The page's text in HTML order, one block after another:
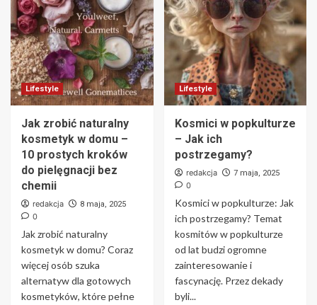
Lifestyle
Jak zrobić naturalny
kosmetyk w domu –
10 prostych kroków
do pielęgnacji bez
chemii
redakcja 8 maja, 2025
0
Jak zrobić naturalny
kosmetyk w domu? Coraz
więcej osób szuka
alternatyw dla gotowych
kosmetyków, które pełne
Lifestyle
Kosmici w popkulturze
– Jak ich
postrzegamy?
redakcja 7 maja, 2025
0
Kosmici w popkulturze: Jak
ich postrzegamy? Temat
kosmitów w popkulturze
od lat budzi ogromne
zainteresowanie i
fascynację. Przez dekady
byli...